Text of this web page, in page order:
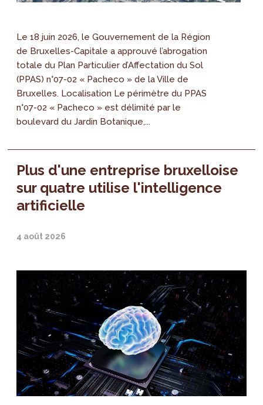
Le 18 juin 2026, le Gouvernement de la Région
de Bruxelles-Capitale a approuvé l’abrogation
totale du Plan Particulier d’Affectation du Sol
(PPAS) n°07-02 « Pacheco » de la Ville de
Bruxelles. Localisation Le périmètre du PPAS
n°07-02 « Pacheco » est délimité par le
boulevard du Jardin Botanique,...
Plus d'une entreprise bruxelloise
sur quatre utilise l'intelligence
artificielle
4 août 2026